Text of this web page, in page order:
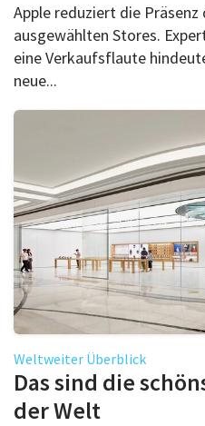
Apple reduziert die Präsenz
ausgewählten Stores.
eine Verkaufsflaute
neue...
Weltweiter Überblick
Das sind die
der Welt